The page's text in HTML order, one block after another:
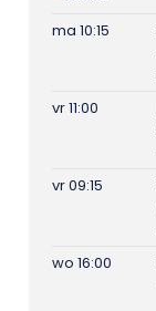
ma 10:15
vr 11:00
vr 09:15
wo 16:00